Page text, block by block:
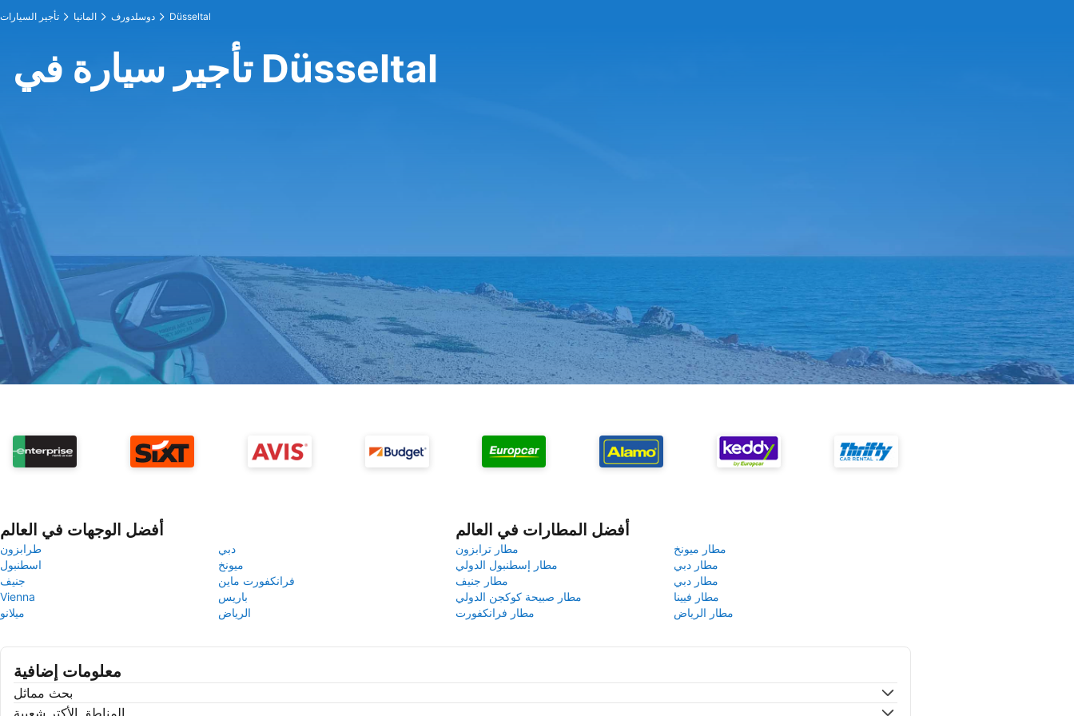
تأجير السيارات المانيا دوسلدورف Düsseltal
تأجير سيارة في Düsseltal
أفضل الوجهات في العالم
طرابزون
دبي
اسطنبول
ميونخ
جنيف
فرانكفورت ماين
Vienna
باريس
ميلانو
الرياض
أفضل المطارات في العالم
مطار ترابزون
مطار ميونخ
مطار إسطنبول الدولي
مطار دبي
مطار جنيف
مطار دبي
مطار صبيحة كوكجن الدولي
مطار فيينا
مطار فرانكفورت
مطار الرياض
معلومات إضافية
بحث مماثل
المناطق الأكتر شعبية